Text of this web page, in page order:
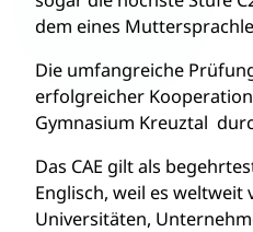
dem eines
Die umfangreiche
erfolgreicher
Gymnasium Kreuztal
Das CAE gilt als
Englisch, weil es weltweit
Universitäten,